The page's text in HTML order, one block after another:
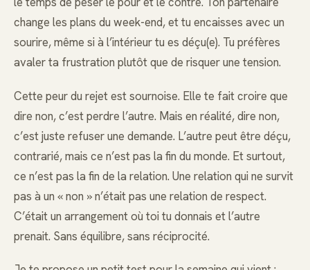
change les plans du week-end, et tu encaisses avec un
sourire, même si à l’intérieur tu es déçu(e). Tu préfères
avaler ta frustration plutôt que de risquer une tension.
Cette peur du rejet est sournoise. Elle te fait croire que
dire non, c’est perdre l’autre. Mais en réalité, dire non,
c’est juste refuser une demande. L’autre peut être déçu,
contrarié, mais ce n’est pas la fin du monde. Et surtout,
ce n’est pas la fin de la relation. Une relation qui ne survit
pas à un « non » n’était pas une relation de respect.
C’était un arrangement où toi tu donnais et l’autre
prenait. Sans équilibre, sans réciprocité.